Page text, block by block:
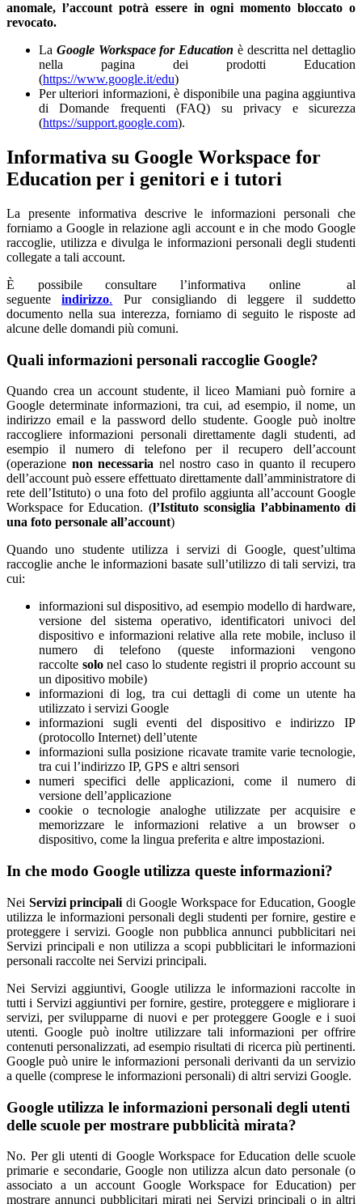
anomale, l’account potrà essere in ogni momento bloccato o
revocato.
La Google Workspace for Education è descritta nel dettaglio
nella pagina dei prodotti Education
(https://www.google.it/edu)
Per ulteriori informazioni, è disponibile una pagina aggiuntiva
di Domande frequenti (FAQ) su privacy e sicurezza
(https://support.google.com).
Informativa su Google Workspace for
Education per i genitori e i tutori
La presente informativa descrive le informazioni personali che
forniamo a Google in relazione agli account e in che modo Google
raccoglie, utilizza e divulga le informazioni personali degli studenti
collegate a tali account.
È possibile consultare l’informativa online al
seguente
indirizzo.
Pur consigliando di leggere il suddetto
documento nella sua interezza, forniamo di seguito le risposte ad
alcune delle domandi più comuni.
Quali informazioni personali raccoglie Google?
Quando crea un account studente, il liceo Mamiani può fornire a
Google determinate informazioni, tra cui, ad esempio, il nome, un
indirizzo email e la password dello studente. Google può inoltre
raccogliere informazioni personali direttamente dagli studenti, ad
esempio il numero di telefono per il recupero dell’account
(operazione non necessaria nel nostro caso in quanto il recupero
dell’account può essere effettuato direttamente dall’amministratore di
rete dell’Istituto) o una foto del profilo aggiunta all’account Google
Workspace for Education. (l’Istituto sconsiglia l’abbinamento di
una foto personale all’account)
Quando uno studente utilizza i servizi di Google, quest’ultima
raccoglie anche le informazioni basate sull’utilizzo di tali servizi, tra
cui:
informazioni sul dispositivo, ad esempio modello di hardware,
versione del sistema operativo, identificatori univoci del
dispositivo e informazioni relative alla rete mobile, incluso il
numero di telefono (queste informazioni vengono
raccolte solo nel caso lo studente registri il proprio account su
un dipositivo mobile)
informazioni di log, tra cui dettagli di come un utente ha
utilizzato i servizi Google
informazioni sugli eventi del dispositivo e indirizzo IP
(protocollo Internet) dell’utente
informazioni sulla posizione ricavate tramite varie tecnologie,
tra cui l’indirizzo IP, GPS e altri sensori
numeri specifici delle applicazioni, come il numero di
versione dell’applicazione
cookie o tecnologie analoghe utilizzate per acquisire e
memorizzare le informazioni relative a un browser o
dispositivo, come la lingua preferita e altre impostazioni.
In che modo Google utilizza queste informazioni?
Nei Servizi principali di Google Workspace for Education, Google
utilizza le informazioni personali degli studenti per fornire, gestire e
proteggere i servizi. Google non pubblica annunci pubblicitari nei
Servizi principali e non utilizza a scopi pubblicitari le informazioni
personali raccolte nei Servizi principali.
Nei Servizi aggiuntivi, Google utilizza le informazioni raccolte in
tutti i Servizi aggiuntivi per fornire, gestire, proteggere e migliorare i
servizi, per svilupparne di nuovi e per proteggere Google e i suoi
utenti. Google può inoltre utilizzare tali informazioni per offrire
contenuti personalizzati, ad esempio risultati di ricerca più pertinenti.
Google può unire le informazioni personali derivanti da un servizio
a quelle (comprese le informazioni personali) di altri servizi Google.
Google utilizza le informazioni personali degli utenti
delle scuole per mostrare pubblicità mirata?
No. Per gli utenti di Google Workspace for Education delle scuole
primarie e secondarie, Google non utilizza alcun dato personale (o
associato a un account Google Workspace for Education) per
mostrare annunci pubblicitari mirati nei Servizi principali o in altri